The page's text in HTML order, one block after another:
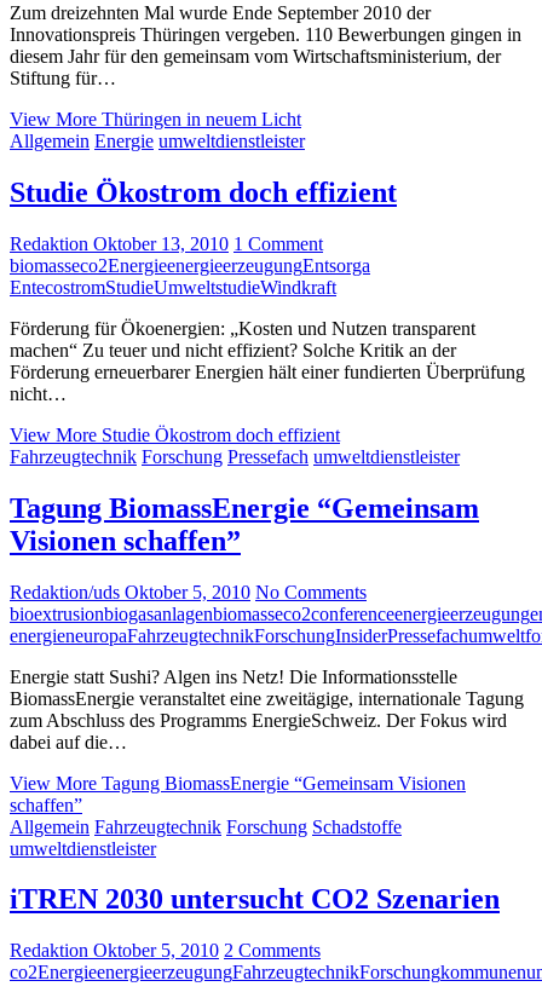
Zum dreizehnten Mal wurde Ende September 2010 der
Innovationspreis Thüringen vergeben. 110 Bewerbungen gingen in
diesem Jahr für den gemeinsam vom Wirtschaftsministerium, der
Stiftung für…
View More Thüringen in neuem Licht
Allgemein Energie umweltdienstleister
Studie Ökostrom doch effizient
Redaktion Oktober 13, 2010 1 Comment
biomasseco2EnergieenergieerzeugungEntsorga
EntecostromStudieUmweltstudieWindkraft
Förderung für Ökoenergien: „Kosten und Nutzen transparent
machen“ Zu teuer und nicht effizient? Solche Kritik an der
Förderung erneuerbarer Energien hält einer fundierten Überprüfung
nicht…
View More Studie Ökostrom doch effizient
Fahrzeugtechnik Forschung Pressefach umweltdienstleister
Tagung BiomassEnergie “Gemeinsam
Visionen schaffen”
Redaktion/uds Oktober 5, 2010 No Comments
bioextrusionbiogasanlagenbiomasseco2conferenceenergieerzeugung
energieneuropaFahrzeugtechnikForschungInsiderPressefach
Energie statt Sushi? Algen ins Netz! Die Informationsstelle
BiomassEnergie veranstaltet eine zweitägige, internationale Tagung
zum Abschluss des Programms EnergieSchweiz. Der Fokus wird
dabei auf die…
View More Tagung BiomassEnergie “Gemeinsam Visionen
schaffen”
Allgemein Fahrzeugtechnik Forschung Schadstoffe
umweltdienstleister
iTREN 2030 untersucht CO2 Szenarien
Redaktion Oktober 5, 2010 2 Comments
co2EnergieenergieerzeugungFahrzeugtechnikForschungkommunen